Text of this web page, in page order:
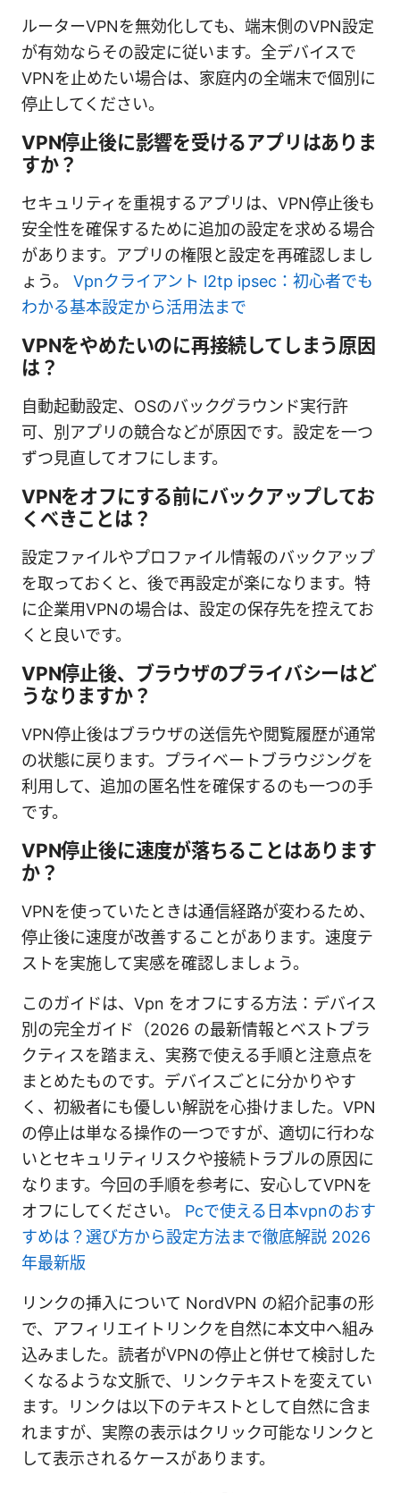
ルーターVPNを無効化しても、端末側のVPN設定
が有効ならその設定に従います。全デバイスで
VPNを止めたい場合は、家庭内の全端末で個別に
停止してください。
VPN停止後に影響を受けるアプリはありま
すか？
セキュリティを重視するアプリは、VPN停止後も
安全性を確保するために追加の設定を求める場合
があります。アプリの権限と設定を再確認しまし
ょう。 Vpnクライアント l2tp ipsec：初心者でも
わかる基本設定から活用法まで
VPNをやめたいのに再接続してしまう原因
は？
自動起動設定、OSのバックグラウンド実行許
可、別アプリの競合などが原因です。設定を一つ
ずつ見直してオフにします。
VPNをオフにする前にバックアップしてお
くべきことは？
設定ファイルやプロファイル情報のバックアップ
を取っておくと、後で再設定が楽になります。特
に企業用VPNの場合は、設定の保存先を控えてお
くと良いです。
VPN停止後、ブラウザのプライバシーはど
うなりますか？
VPN停止後はブラウザの送信先や閲覧履歴が通常
の状態に戻ります。プライベートブラウジングを
利用して、追加の匿名性を確保するのも一つの手
です。
VPN停止後に速度が落ちることはあります
か？
VPNを使っていたときは通信経路が変わるため、
停止後に速度が改善することがあります。速度テ
ストを実施して実感を確認しましょう。
このガイドは、Vpn をオフにする方法：デバイス
別の完全ガイド（2026 の最新情報とベストプラ
クティスを踏まえ、実務で使える手順と注意点を
まとめたものです。デバイスごとに分かりやす
く、初級者にも優しい解説を心掛けました。VPN
の停止は単なる操作の一つですが、適切に行わな
いとセキュリティリスクや接続トラブルの原因に
なります。今回の手順を参考に、安心してVPNを
オフにしてください。 Pcで使える日本vpnのおす
すめは？選び方から設定方法まで徹底解説 2026
年最新版
リンクの挿入について NordVPN の紹介記事の形
で、アフィリエイトリンクを自然に本文中へ組み
込みました。読者がVPNの停止と併せて検討した
くなるような文脈で、リンクテキストを変えてい
ます。リンクは以下のテキストとして自然に含ま
れますが、実際の表示はクリック可能なリンクと
して表示されるケースがあります。